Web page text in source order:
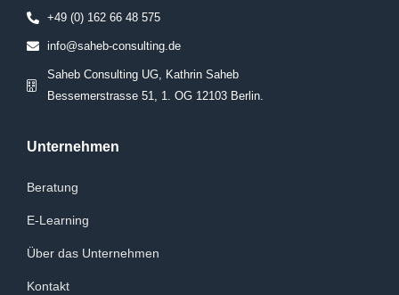
+49 (0) 162 66 48 575
info@saheb-consulting.de
Saheb Consulting UG, Kathrin Saheb
Bessemerstrasse 51, 1. OG 12103 Berlin.
Unternehmen
Beratung
E-Learning
Über das Unternehmen
Kontakt